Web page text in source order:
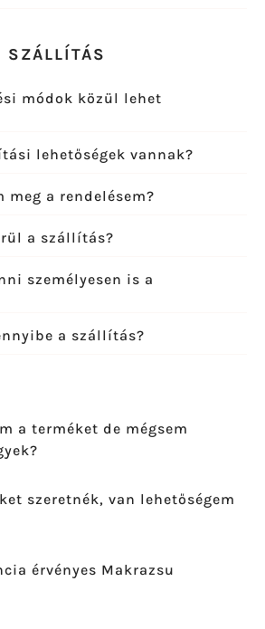
SZÁLLÍTÁS
módok közül lehet
lehetőségek vannak?
meg a rendelésem?
a szállítás?
személyesen is a
a szállítás?
a terméket de mégsem
szeretnék, van lehetőségem
érvényes Makrazsu